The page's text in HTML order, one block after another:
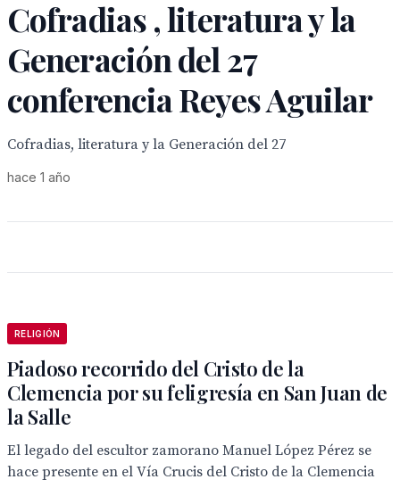
Cofradias , literatura y la
Generación del 27
conferencia Reyes Aguilar
Cofradias, literatura y la Generación del 27
hace 1 año
RELIGIÓN
Piadoso recorrido del Cristo de la
Clemencia por su feligresía en San Juan de
la Salle
El legado del escultor zamorano Manuel López Pérez se
hace presente en el Vía Crucis del Cristo de la Clemencia